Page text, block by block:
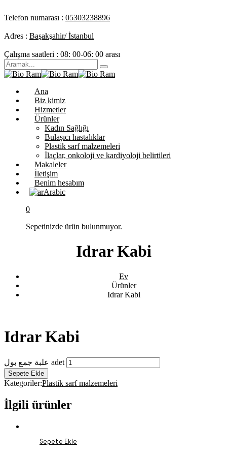
Telefon numarası : 05303238896
Adres : Başakşahir/ İstanbul
Çalışma saatleri : 08: 00-06: 00 arası
Ana
Biz kimiz
Hizmetler
Ürünler
Kadın Sağlığı
Bulaşıcı hastalıklar
Plastik sarf malzemeleri
İlaçlar, onkoloji ve kardiyoloji belirtileri
Makaleler
İletişim
Benim hesabım
Arabic
0
Sepetinizde ürün bulunmuyor.
Idrar Kabi
Ev
Ürünler
Idrar Kabi
Idrar Kabi
علبة جمع بول adet
Sepete Ekle
Kategoriler:Plastik sarf malzemeleri
İlgili ürünler
Sepete Ekle